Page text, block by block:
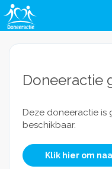
Doneeractie
Deze doneeractie is
beschikbaar.
Klik hier om